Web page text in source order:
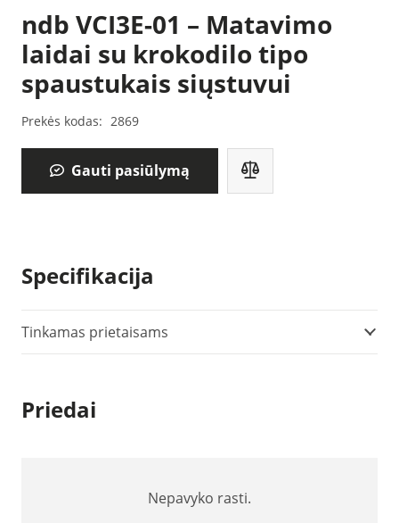
ndb VCI3E-01 – Matavimo
laidai su krokodilo tipo
spaustukais siųstuvui
Prekės kodas: 2869
Gauti pasiūlymą
Specifikacija
Tinkamas prietaisams
Priedai
Nepavyko rasti.